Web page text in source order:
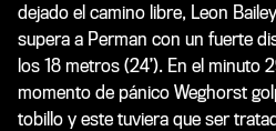
dejado el camino libre, Leon
supera a Perman con un fuerte
los 18 metros (24’). En el minuto
momento de pánico Weghorst
tobillo y este tuviera que ser